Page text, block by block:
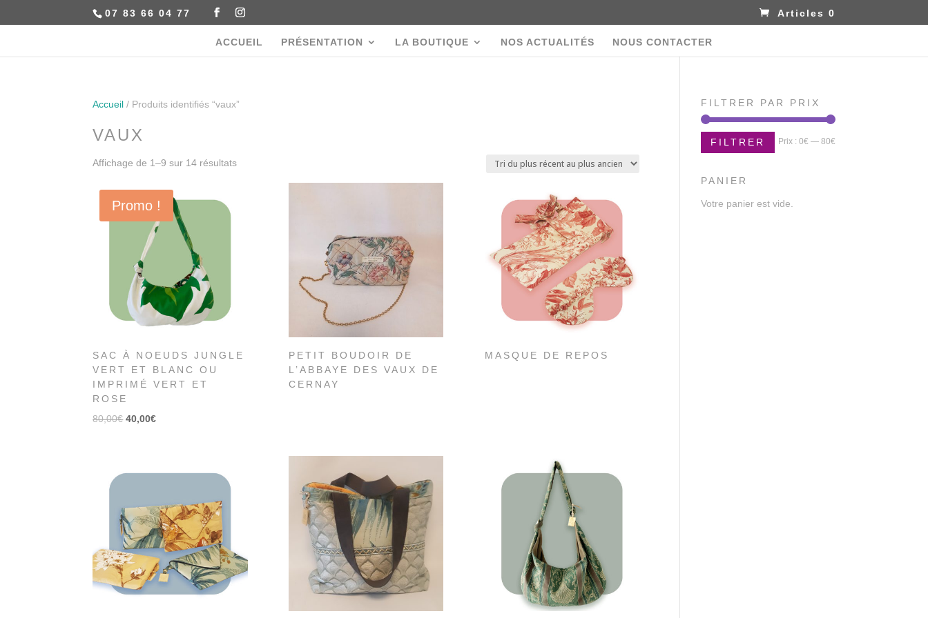
07 83 66 04 77 Articles 0
ACCUEIL PRÉSENTATION LA BOUTIQUE NOS ACTUALITÉS NOUS CONTACTER
Accueil / Produits identifiés “vaux”
VAUX
Affichage de 1–9 sur 14 résultats
Promo !
SAC À NOEUDS JUNGLE
VERT ET BLANC OU
IMPRIMÉ VERT ET
ROSE
80,00€ 40,00€
PETIT BOUDOIR DE
L’ABBAYE DES VAUX DE
CERNAY
MASQUE DE REPOS
FILTRER PAR PRIX
Prix
Prix
FILTRER Prix : 0€— 80€
PANIER
Votre panier est vide.